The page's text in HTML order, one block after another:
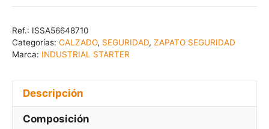
Ref.: ISSA56648710
Categorías: CALZADO, SEGURIDAD, ZAPATO SEGURIDAD
Marca: INDUSTRIAL STARTER
Descripción
Composición